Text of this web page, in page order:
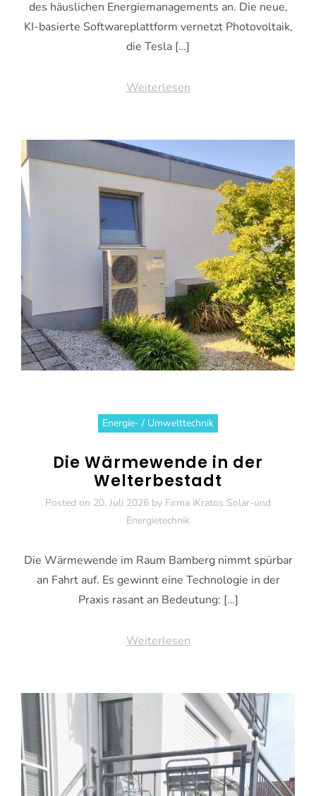
des häuslichen Energiemanagements an. Die neue,
KI-basierte Softwareplattform vernetzt Photovoltaik,
die Tesla […]
Weiterlesen
Energie- / Umwelttechnik
Die Wärmewende in der
Welterbestadt
Posted on 20. Juli 2026 by Firma iKratos Solar-und
Energietechnik
Die Wärmewende im Raum Bamberg nimmt spürbar
an Fahrt auf. Es gewinnt eine Technologie in der
Praxis rasant an Bedeutung: […]
Weiterlesen